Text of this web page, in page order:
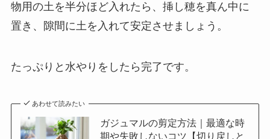
物用の土を半分ほど入れたら、挿し穂を真ん中に
置き、隙間に土を入れて安定させましょう。
たっぷりと水やりをしたら完了です。
あわせて読みたい
ガジュマルの剪定方法｜最適な時
期や失敗しないコツ【切り戻しと